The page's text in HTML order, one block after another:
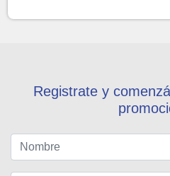
Registrate y